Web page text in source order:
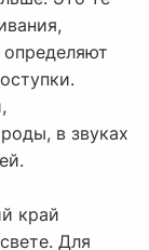
в звуках
край
Для